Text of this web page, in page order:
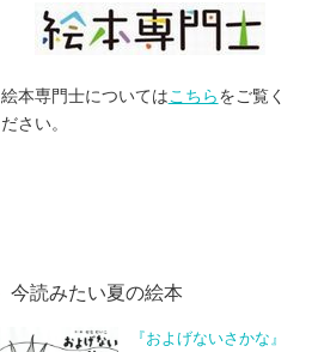
絵本専門士については こちら をご覧く
ださい。
今読みたい夏の絵本
『およげないさかな』